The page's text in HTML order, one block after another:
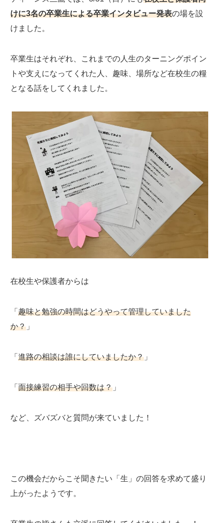
けに3名の卒業生による卒業インタビュー発表の場を設
けました。
卒業生はそれぞれ、これまでの人生のターニングポイン
トや支えになってくれた人、趣味、場所など在校生の糧
となる話をしてくれました。
在校生や保護者からは
「 趣味と勉強の時間はどうやって管理していました
か？ 」
「 進路の相談は誰にしていましたか？ 」
「 面接練習の相手や回数は？ 」
など、ズバズバと質問が来ていました！
この機会だからこそ聞きたい「生」の回答を求めて盛り
上がったようです。